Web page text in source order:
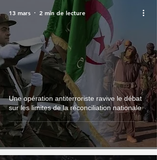
Une opération antiterroriste ravive le débat
sur les limites de la réconciliation nationale
13 mars 2 min de lecture